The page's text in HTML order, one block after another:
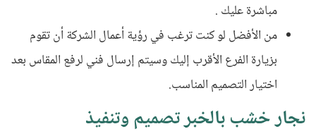
مباشرة عليك .
من الأفضل لو كنت ترغب في رؤية أعمال الشركة أن تقوم
بزيارة الفرع الأقرب إليك وسيتم إرسال فني لرفع المقاس بعد
اختيار التصميم المناسب.
نجار خشب بالخبر تصميم وتنفيذ